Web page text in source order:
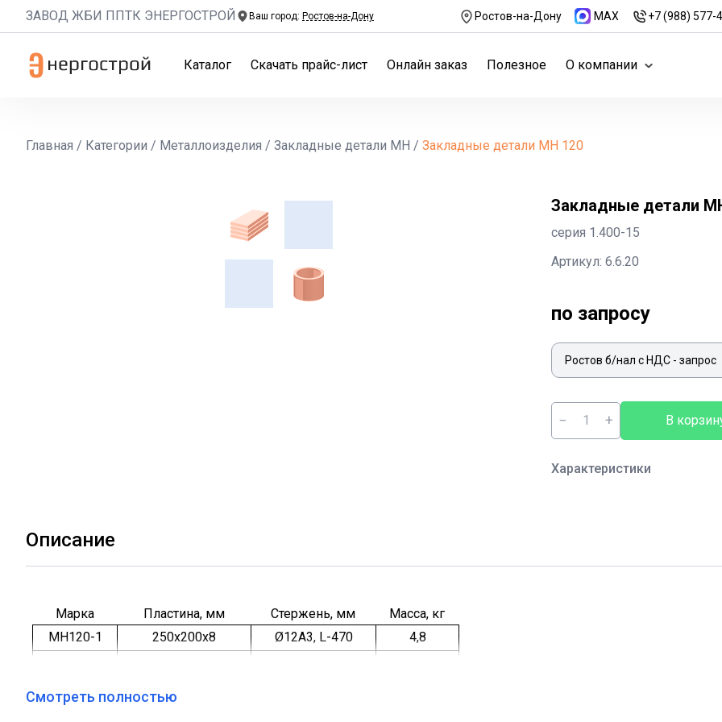
ЗАВОД ЖБИ ППТК ЭНЕРГОСТРОЙ Ваш город: Ростов-на-Дону Ростов-на-Дону MAX +7 (988) 577-
Каталог Скачать прайс-лист Онлайн заказ Полезное О компании
Главная / Категории / Металлоизделия / Закладные детали МН / Закладные детали МН 120
Закладные детали
серия 1.400-15
Артикул: 6.6.20
по запросу
− + В
Характеристики
Описание
Марка Пластина, мм Стержень, мм
Масса, кг
МН120-1
250х200х8 Ø12А3, L-470
4,8
Смотреть полностью